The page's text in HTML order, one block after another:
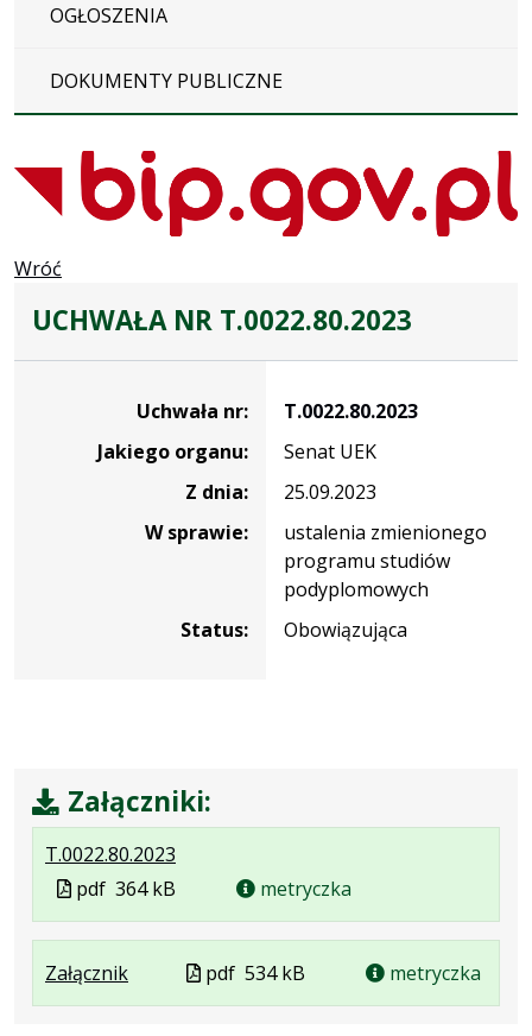
OGŁOSZENIA
DOKUMENTY PUBLICZNE
Wróć
UCHWAŁA NR T.0022.80.2023
T.0022.80.2023
Uchwała nr:
T.0022.80.2023
Jakiego organu:
Senat UEK
Z dnia:
25.09.2023
W sprawie:
ustalenia zmienionego
programu studiów
podyplomowych
Status:
Obowiązująca
Załączniki:
T.0022.80.2023
formacie:
pdf
Rozmiar
364
kB
Otwiera
w
nowej
Plik
w
formacie
pdf 364 kB metryczka
Załącznik.
Plik
.
Rozmiar
.
Otwiera
Plik
w
pdf 534 kB metryczka